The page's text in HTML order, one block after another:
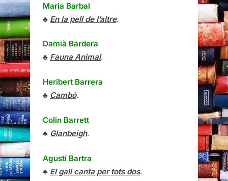
Maria Barbal
♣ En la pell de l’altre.
Damià Bardera
♣ Fauna Animal.
Heribert Barrera
♣ Cambó.
Colin Barrett
♣ Glanbeigh.
Agustí Bartra
♣ El gall canta per tots dos.